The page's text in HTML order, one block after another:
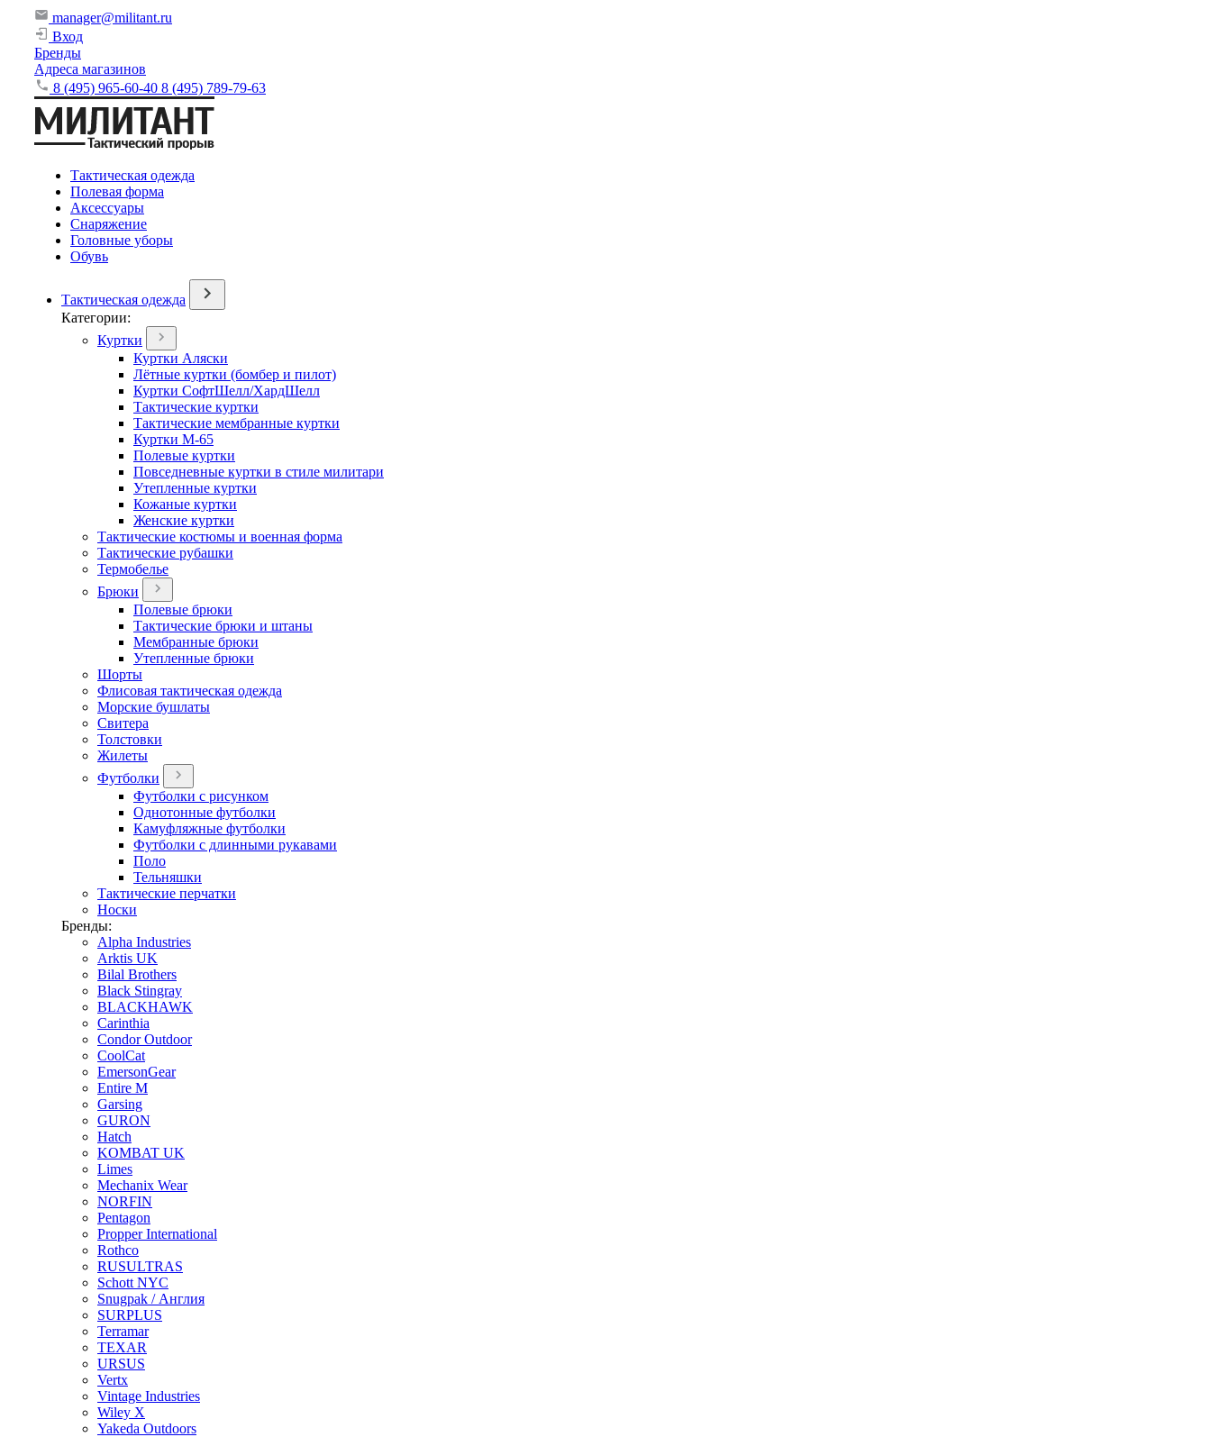
manager@militant.ru
Вход
Бренды
Адреса магазинов
8 (495) 965-60-40 8 (495) 789-79-63
Тактическая одежда
Полевая форма
Аксессуары
Снаряжение
Головные уборы
Обувь
Тактическая одежда
Категории:
Куртки
Куртки Аляски
Лётные куртки (бомбер и пилот)
Куртки СофтШелл/ХардШелл
Тактические куртки
Тактические мембранные куртки
Куртки М-65
Полевые куртки
Повседневные куртки в стиле милитари
Утепленные куртки
Кожаные куртки
Женские куртки
Тактические костюмы и военная форма
Тактические рубашки
Термобелье
Брюки
Полевые брюки
Тактические брюки и штаны
Мембранные брюки
Утепленные брюки
Шорты
Флисовая тактическая одежда
Морские бушлаты
Свитера
Толстовки
Жилеты
Футболки
Футболки с рисунком
Однотонные футболки
Камуфляжные футболки
Футболки с длинными рукавами
Поло
Тельняшки
Тактические перчатки
Носки
Бренды:
Alpha Industries
Arktis UK
Bilal Brothers
Black Stingray
BLACKHAWK
Carinthia
Condor Outdoor
CoolCat
EmersonGear
Entire M
Garsing
GURON
Hatch
KOMBAT UK
Limes
Mechanix Wear
NORFIN
Pentagon
Propper International
Rothco
RUSULTRAS
Schott NYC
Snugpak / Англия
SURPLUS
Terramar
TEXAR
URSUS
Vertx
Vintage Industries
Wiley X
Yakeda Outdoors